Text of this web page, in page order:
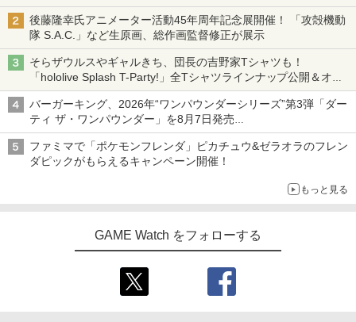
ニンテンドーeショップでは「大神 絶景版」が67%オフで990円
後藤隆幸氏アニメーター活動45年周年記念展開催！ 「攻殻機動
隊 S.A.C.」など生原画、総作画監督修正が展示
そらザウルスやギャルきち、団長の吉野家Tシャツも！
「hololive Splash T-Party!」全Tシャツラインナップ公開＆オン
ライン販売開始
バーガーキング、2026年“ワンパウンダーシリーズ”第3弾「ダー
ティ ザ・ワンパウンダー」を8月7日発売
「特製ガーリックマヨソース」を使用した超大型チーズバーガー
ファミマで「ポケモンフレンダ」ピカチュウ&ゼラオラのフレン
ダピックがもらえるキャンペーン開催！
もっと見る
GAME Watch をフォローする